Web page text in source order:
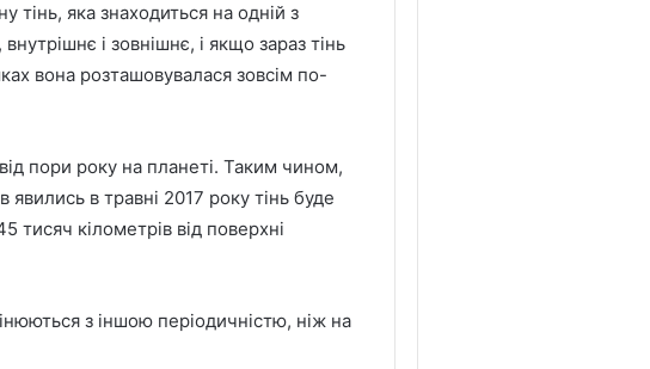
яка знаходиться на одній з
і зовнішнє, і якщо зараз тінь
вона розташовувалася зовсім по-
пори року на планеті. Таким чином,
явились в травні 2017 року тінь буде
кілометрів від поверхні
з іншою періодичністю, ніж на